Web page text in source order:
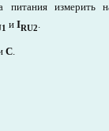
питания измерить
и IRU2.
С